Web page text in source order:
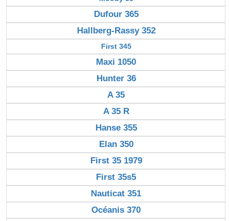
Dufour 365
Hallberg-Rassy 352
First 345
Maxi 1050
Hunter 36
A 35
A 35 R
Hanse 355
Elan 350
First 35 1979
First 35s5
Nauticat 351
Océanis 370